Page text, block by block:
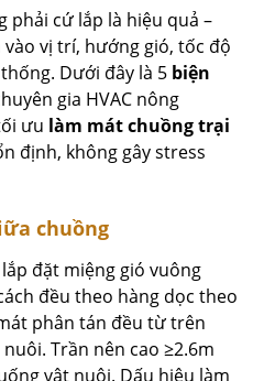
phải cứ lắp là hiệu quả –
vị trí, hướng gió, tốc độ
Dưới đây là 5 biện
gia HVAC nông
ưu làm mát chuồng trại
định, không gây stress
chuồng
đặt miệng gió vuông
đều theo hàng dọc theo
phân tán đều từ trên
Trần nên cao ≥2.6m
vật nuôi. Dấu hiệu làm